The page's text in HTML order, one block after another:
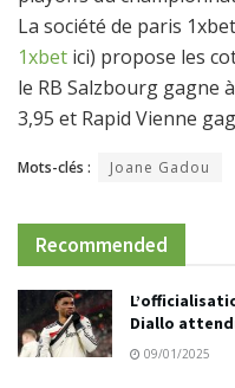
La société de paris
1xbet ici) propose les
le RB Salzbourg gagne
3,95 et Rapid Vienne
Mots-clés : Joane Gadou
Recommended
Diallo
09/01/2025